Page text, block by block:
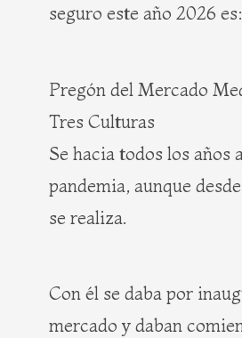
seguro este año 2026 es:
Pregón del Mercado
Tres Culturas
Se hacia todos los años
pandemia, aunque
se realiza.
Con él se daba por
mercado y daban